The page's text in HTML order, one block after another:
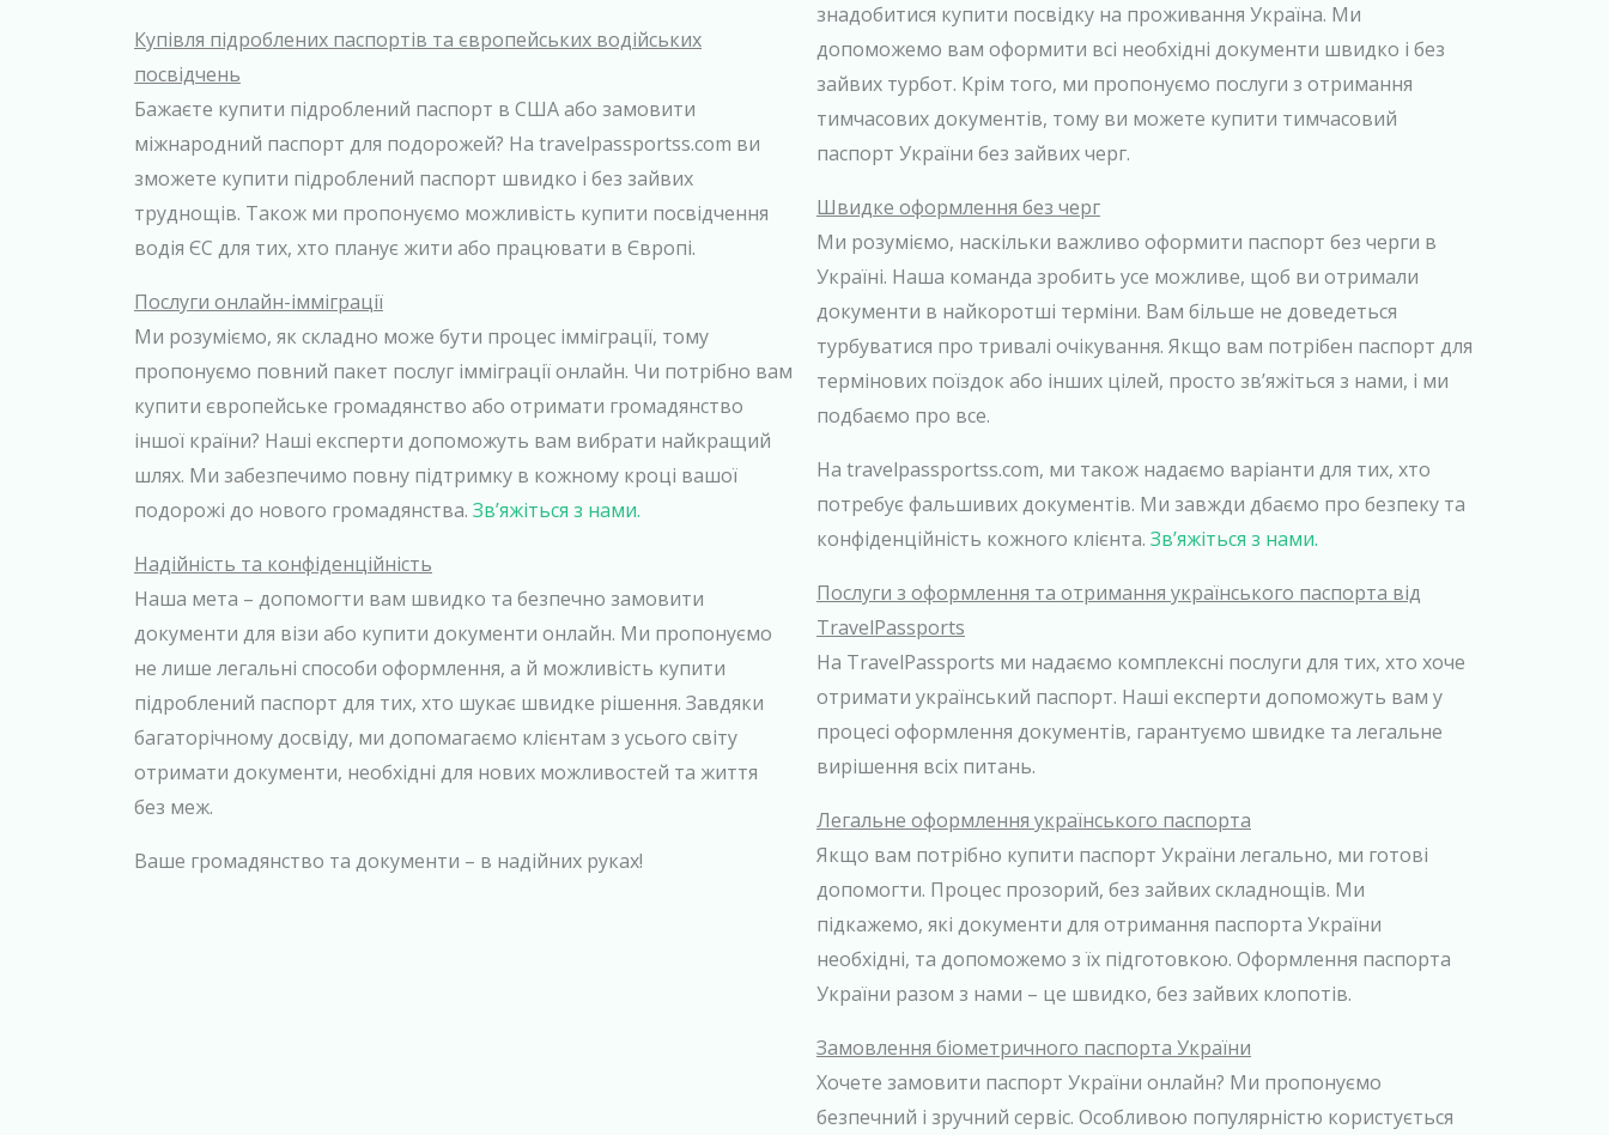
Купівля підроблених паспортів та європейських водійських
посвідчень
Бажаєте купити підроблений паспорт в США або замовити
міжнародний паспорт для подорожей? На travelpassportss.com ви
зможете купити підроблений паспорт швидко і без зайвих
труднощів. Також ми пропонуємо можливість купити посвідчення
водія ЄС для тих, хто планує жити або працювати в Європі.
Послуги онлайн-імміграції
Ми розуміємо, як складно може бути процес імміграції, тому
пропонуємо повний пакет послуг імміграції онлайн. Чи потрібно вам
купити європейське громадянство або отримати громадянство
іншої країни? Наші експерти допоможуть вам вибрати найкращий
шлях. Ми забезпечимо повну підтримку в кожному кроці вашої
подорожі до нового громадянства. Зв’яжіться з нами.
Надійність та конфіденційність
Наша мета – допомогти вам швидко та безпечно замовити
документи для візи або купити документи онлайн. Ми пропонуємо
не лише легальні способи оформлення, а й можливість купити
підроблений паспорт для тих, хто шукає швидке рішення. Завдяки
багаторічному досвіду, ми допомагаємо клієнтам з усього світу
отримати документи, необхідні для нових можливостей та життя
без меж.
Ваше громадянство та документи – в надійних руках!
знадобитися купити посвідку на проживання Україна. Ми
допоможемо вам оформити всі необхідні документи швидко і без
зайвих турбот. Крім того, ми пропонуємо послуги з отримання
тимчасових документів, тому ви можете купити тимчасовий
паспорт України без зайвих черг.
Швидке оформлення без черг
Ми розуміємо, наскільки важливо оформити паспорт без черги в
Україні. Наша команда зробить усе можливе, щоб ви отримали
документи в найкоротші терміни. Вам більше не доведеться
турбуватися про тривалі очікування. Якщо вам потрібен паспорт для
термінових поїздок або інших цілей, просто зв’яжіться з нами, і ми
подбаємо про все.
На travelpassportss.com, ми також надаємо варіанти для тих, хто
потребує фальшивих документів. Ми завжди дбаємо про безпеку та
конфіденційність кожного клієнта. Зв’яжіться з нами.
Послуги з оформлення та отримання українського паспорта від
TravelPassports
На TravelPassports ми надаємо комплексні послуги для тих, хто хоче
отримати український паспорт. Наші експерти допоможуть вам у
процесі оформлення документів, гарантуємо швидке та легальне
вирішення всіх питань.
Легальне оформлення українського паспорта
Якщо вам потрібно купити паспорт України легально, ми готові
допомогти. Процес прозорий, без зайвих складнощів. Ми
підкажемо, які документи для отримання паспорта України
необхідні, та допоможемо з їх підготовкою. Оформлення паспорта
України разом з нами – це швидко, без зайвих клопотів.
Замовлення біометричного паспорта України
Хочете замовити паспорт України онлайн? Ми пропонуємо
безпечний і зручний сервіс. Особливою популярністю користується